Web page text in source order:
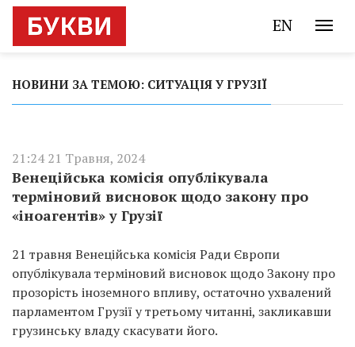
EN
НОВИНИ ЗА ТЕМОЮ: СИТУАЦІЯ У ГРУЗІЇ
21:24 21 Травня, 2024
Венеційська комісія опублікувала
терміновий висновок щодо закону про
«іноагентів» у Грузії
21 травня Венеційська комісія Ради Європи
опублікувала терміновий висновок щодо Закону про
прозорість іноземного впливу, остаточно ухвалений
парламентом Грузії у третьому читанні, закликавши
грузинську владу скасувати його.